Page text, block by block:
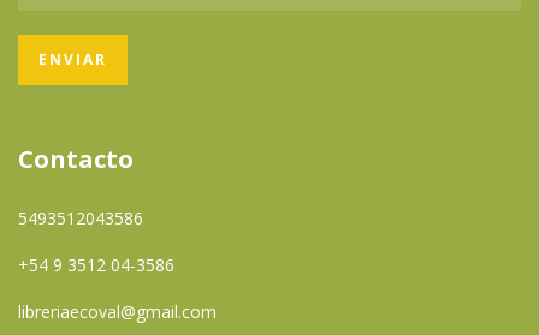
Contacto
5493512043586
+54 9 3512 04-3586
libreriaecoval@gmail.com